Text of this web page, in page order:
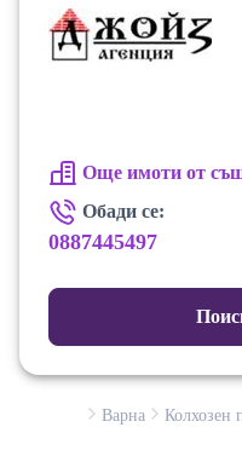
Още имоти от
Обади се:
0887445497
Варна Колхозен